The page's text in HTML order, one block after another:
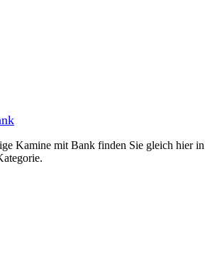
Kamine mit Bank finden Sie gleich hier in